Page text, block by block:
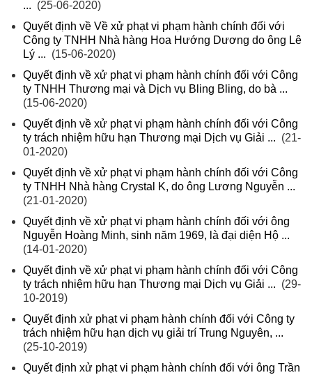
... (25-06-2020)
Quyết định về Về xử phạt vi phạm hành chính đối với
Công ty TNHH Nhà hàng Hoa Hướng Dương do ông Lê
Lý ... (15-06-2020)
Quyết định về xử phạt vi phạm hành chính đối với Công
ty TNHH Thương mại và Dịch vụ Bling Bling, do bà ...
(15-06-2020)
Quyết định về xử phạt vi phạm hành chính đối với Công
ty trách nhiệm hữu hạn Thương mại Dịch vụ Giải ... (21-
01-2020)
Quyết định về xử phạt vi phạm hành chính đối với Công
ty TNHH Nhà hàng Crystal K, do ông Lương Nguyễn ...
(21-01-2020)
Quyết định về xử phạt vi phạm hành chính đối với ông
Nguyễn Hoàng Minh, sinh năm 1969, là đại diện Hộ ...
(14-01-2020)
Quyết định về xử phạt vi phạm hành chính đối với Công
ty trách nhiệm hữu hạn Thương mại Dịch vụ Giải ... (29-
10-2019)
Quyết định xử phạt vi phạm hành chính đối với Công ty
trách nhiệm hữu hạn dịch vụ giải trí Trung Nguyên, ...
(25-10-2019)
Quyết định xử phạt vi phạm hành chính đối với ông Trần